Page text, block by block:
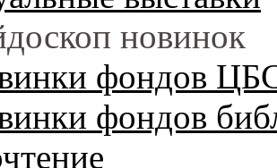
новинок
фондов
фондов